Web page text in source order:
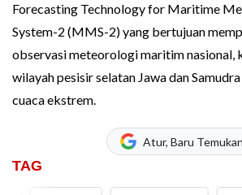
Forecasting Technology for Maritime
System-2 (MMS-2) yang bertujuan
observasi meteorologi maritim nasional,
wilayah pesisir selatan Jawa dan
cuaca ekstrem.
Atur, Baru Temukan
TAG